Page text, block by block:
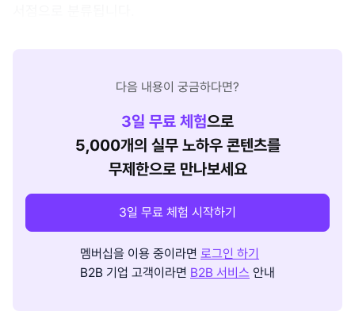
다음 내용이 궁금하다면?
3일 무료 체험으로
5,000개의 실무 노하우 콘텐츠를
무제한으로 만나보세요
3일 무료 체험 시작하기
멤버십을 이용 중이라면 로그인 하기
B2B 기업 고객이라면 B2B 서비스 안내